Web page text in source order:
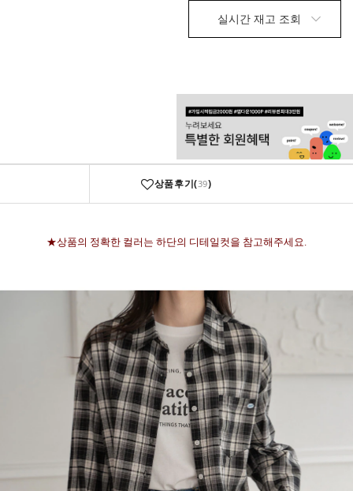
실시간 재고 조회
상품후기(39)
★상품의 정확한 컬러는 하단의 디테일컷을 참고해주세요.